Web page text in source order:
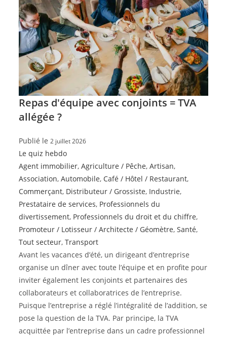
Repas d'équipe avec conjoints = TVA
allégée ?
Publié le2 juillet 2026
Le quiz hebdo
Agent immobilier,Agriculture / Pêche,Artisan,
Association,Automobile, Café / Hôtel / Restaurant,
Commerçant, Distributeur / Grossiste, Industrie,
Prestataire de services, Professionnels du
divertissement, Professionnels du droit et du chiffre,
Promoteur / Lotisseur / Architecte / Géomètre,Santé,
Tout secteur,Transport
Avant les vacances d’été, un dirigeant d’entreprise
organise un dîner avec toute l’équipe et en profite pour
inviter également les conjoints et partenaires des
collaborateurs et collaboratrices de l’entreprise.
Puisque l’entreprise a réglé l’intégralité de l’addition, se
pose la question de la TVA. Par principe, la TVA
acquittée par l’entreprise dans un cadre professionnel